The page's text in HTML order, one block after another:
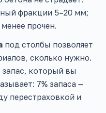
фракции 5–20 мм;
прочен.
под столбы позволяет
сколько нужно.
запас, который вы
7% запаса —
перестраховкой и